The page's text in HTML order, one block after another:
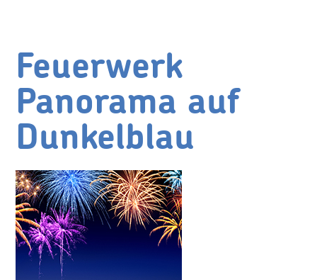
Feuerwerk
Panorama auf
Dunkelblau